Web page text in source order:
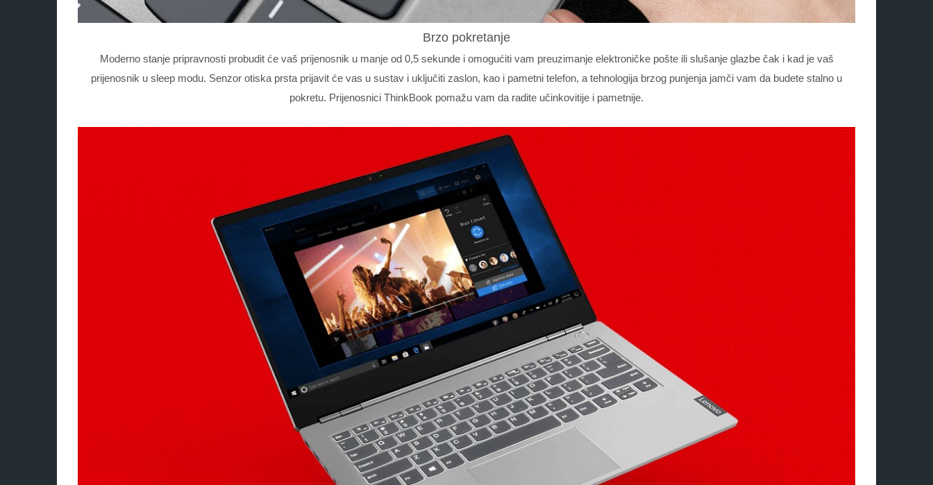
Brzo pokretanje
Moderno stanje pripravnosti probudit će vaš prijenosnik u manje od 0,5 sekunde i omogućiti vam preuzimanje elektroničke pošte ili slušanje glazbe čak i kad je vaš
prijenosnik u sleep modu. Senzor otiska prsta prijavit će vas u sustav i uključiti zaslon, kao i pametni telefon, a tehnologija brzog punjenja jamči vam da budete stalno u
pokretu. Prijenosnici ThinkBook pomažu vam da radite učinkovitije i pametnije.